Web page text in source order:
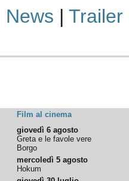
News | Trailer
Film al cinema
giovedì 6 agosto
Greta e le favole vere
Borgo
mercoledì 5 agosto
Hokum